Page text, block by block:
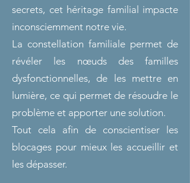
secrets, cet héritage familial impacte
inconsciemment notre vie.
La constellation familiale permet de
révéler les nœuds des familles
dysfonctionnelles, de les mettre en
lumière, ce qui permet de résoudre le
problème et apporter une solution.
Tout cela afin de conscientiser les
blocages pour mieux les accueillir et
les dépasser.